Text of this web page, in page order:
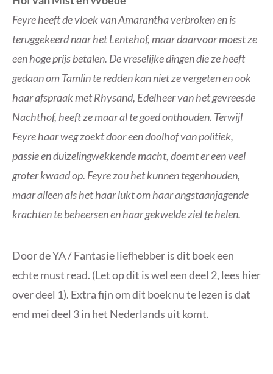
Feyre heeft de vloek van Amarantha verbroken en is
teruggekeerd naar het Lentehof, maar daarvoor moest ze
een hoge prijs betalen. De vreselijke dingen die ze heeft
gedaan om Tamlin te redden kan niet ze vergeten en ook
haar afspraak met Rhysand, Edelheer van het gevreesde
Nachthof, heeft ze maar al te goed onthouden. Terwijl
Feyre haar weg zoekt door een doolhof van politiek,
passie en duizelingwekkende macht, doemt er een veel
groter kwaad op. Feyre zou het kunnen tegenhouden,
maar alleen als het haar lukt om haar angstaanjagende
krachten te beheersen en haar gekwelde ziel te helen.
Door de YA / Fantasie liefhebber is dit boek een
echte must read. (Let op dit is wel een deel 2, lees hier
over deel 1). Extra fijn om dit boek nu te lezen is dat
end mei deel 3 in het Nederlands uit komt.